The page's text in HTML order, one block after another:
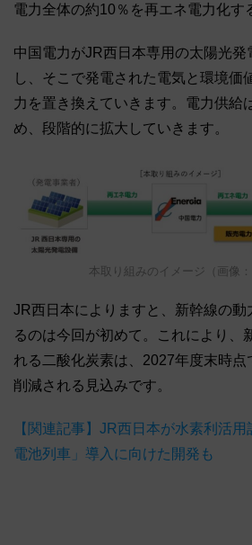
電力全体の約10％を再エネ電力化す
中国電力がJR西日本専用の太陽光発
し、そこで発電された電気と環境価
力を置き換えていきます。電力供給
め、段階的に拡大していきます。
本取り組みのイメージ（画像：
JR西日本によりますと、新幹線の動
るのは今回が初めて。これにより、
れる二酸化炭素は、2027年度末時点
削減される見込みです。
【関連記事】JR西日本が水素利活
電池列車」導入に向けた開発も